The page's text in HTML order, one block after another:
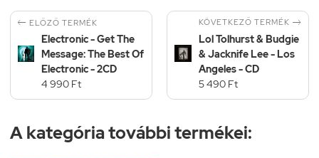
 ELŐZŐ TERMÉK
Electronic - Get The
Message: The Best Of
Electronic - 2CD
4 990 Ft
KÖVETKEZŐ TERMÉK 
Lol Tolhurst & Budgie
& Jacknife Lee - Los
Angeles - CD
5 490 Ft
A kategória további termékei: